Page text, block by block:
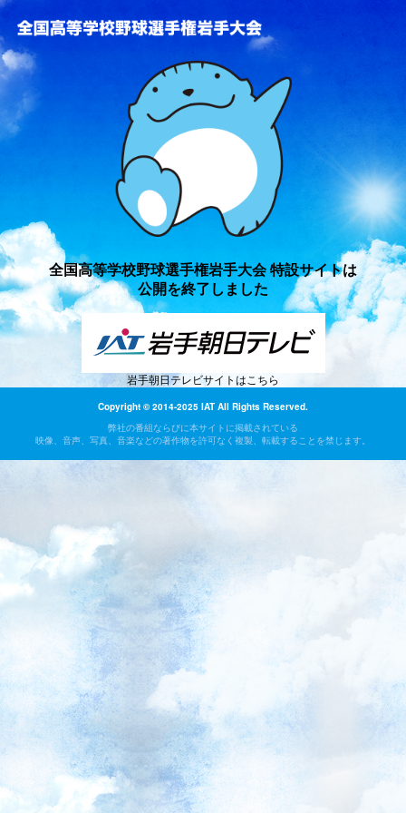
全国高等学校野球選手権岩手大会 特設サイトは
公開を終了しました
岩手朝日テレビサイトはこちら
Copyright © 2014-2025 IAT All Rights Reserved.
弊社の番組ならびに本サイトに掲載されている
映像、音声、写真、音楽などの著作物を許可なく複製、転載することを禁じます。